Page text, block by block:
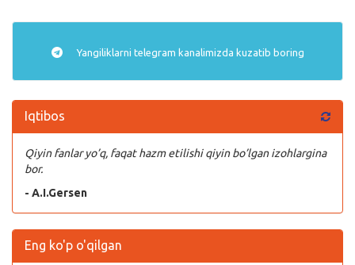
Yangiliklarni telegram kanalimizda kuzatib boring
Iqtibos
Qiyin fanlar yo’q, faqat hazm etilishi qiyin bo’lgan izohlargina
bor.
- A.I.Gersen
Eng ko'p o'qilgan